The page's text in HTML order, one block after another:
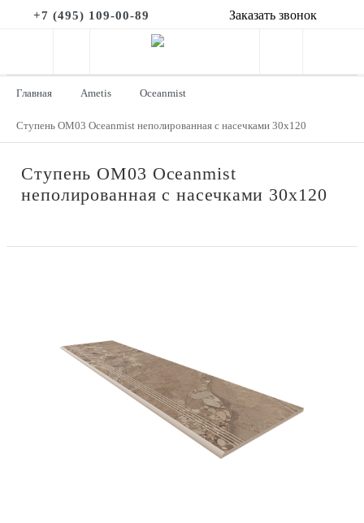
+7 (495) 109-00-89 Заказать звонок
Главная Ametis Oceanmist
Ступень OM03 Oceanmist неполированная с насечками 30x120
Ступень OM03 Oceanmist
неполированная с насечками 30x120